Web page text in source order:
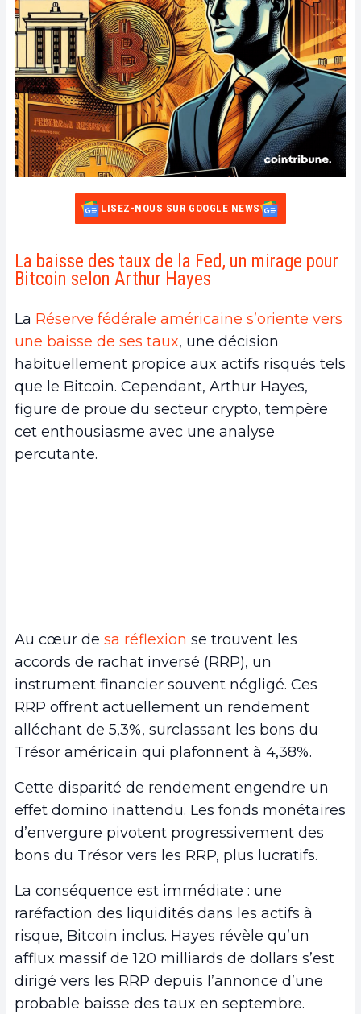
LISEZ-NOUS SUR GOOGLE NEWS
La baisse des taux de la Fed, un mirage pour
Bitcoin selon Arthur Hayes
La Réserve fédérale américaine s’oriente vers
une baisse de ses taux, une décision
habituellement propice aux actifs risqués tels
que le Bitcoin. Cependant, Arthur Hayes,
figure de proue du secteur crypto, tempère
cet enthousiasme avec une analyse
percutante.
Au cœur de sa réflexion se trouvent les
accords de rachat inversé (RRP), un
instrument financier souvent négligé. Ces
RRP offrent actuellement un rendement
alléchant de 5,3%, surclassant les bons du
Trésor américain qui plafonnent à 4,38%.
Cette disparité de rendement engendre un
effet domino inattendu. Les fonds monétaires
d’envergure pivotent progressivement des
bons du Trésor vers les RRP, plus lucratifs.
La conséquence est immédiate : une
raréfaction des liquidités dans les actifs à
risque, Bitcoin inclus. Hayes révèle qu’un
afflux massif de 120 milliards de dollars s’est
dirigé vers les RRP depuis l’annonce d’une
probable baisse des taux en septembre.